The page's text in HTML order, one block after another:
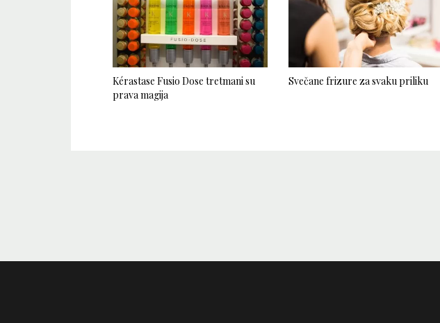
Kérastase Fusio Dose tretmani su
prava magija
Svečane frizure za svaku priliku